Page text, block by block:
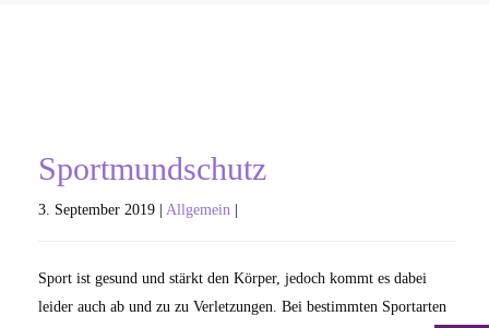
Sportmundschutz
3. September 2019 | Allgemein
Sport ist gesund und stärkt den Körper, jedoch kommt es dabei
leider auch ab und zu zu Verletzungen. Bei bestimmten Sportarten